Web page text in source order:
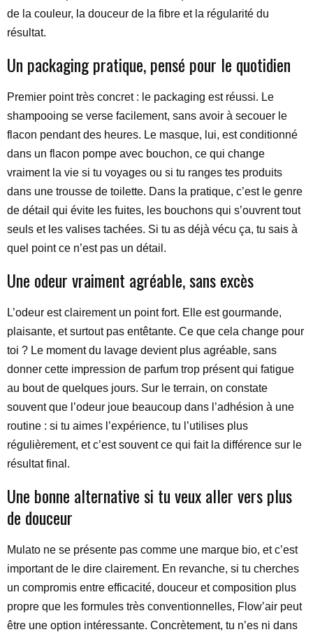
de la couleur, la douceur de la fibre et la régularité du
résultat.
Un packaging pratique, pensé pour le quotidien
Premier point très concret : le packaging est réussi. Le
shampooing se verse facilement, sans avoir à secouer le
flacon pendant des heures. Le masque, lui, est conditionné
dans un flacon pompe avec bouchon, ce qui change
vraiment la vie si tu voyages ou si tu ranges tes produits
dans une trousse de toilette. Dans la pratique, c’est le genre
de détail qui évite les fuites, les bouchons qui s’ouvrent tout
seuls et les valises tachées. Si tu as déjà vécu ça, tu sais à
quel point ce n’est pas un détail.
Une odeur vraiment agréable, sans excès
L’odeur est clairement un point fort. Elle est gourmande,
plaisante, et surtout pas entêtante. Ce que cela change pour
toi ? Le moment du lavage devient plus agréable, sans
donner cette impression de parfum trop présent qui fatigue
au bout de quelques jours. Sur le terrain, on constate
souvent que l’odeur joue beaucoup dans l’adhésion à une
routine : si tu aimes l’expérience, tu l’utilises plus
régulièrement, et c’est souvent ce qui fait la différence sur le
résultat final.
Une bonne alternative si tu veux aller vers plus
de douceur
Mulato ne se présente pas comme une marque bio, et c’est
important de le dire clairement. En revanche, si tu cherches
un compromis entre efficacité, douceur et composition plus
propre que les formules très conventionnelles, Flow’air peut
être une option intéressante. Concrètement, tu n’es ni dans